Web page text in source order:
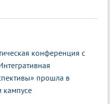
конференция с
прошла в
кампусе